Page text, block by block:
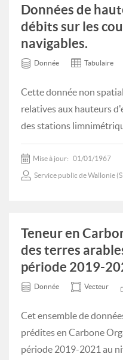
Données de
débits sur les
navigables.
Donnée Tabulaire
Cette donnée non
relatives aux hauteurs
des stations
Mise à jour: 01/01/1967
Service public de Wallonie
Teneur en
des terres
période 2019-
Donnée Vecteur
Cet ensemble de
prédites en Carbone
période 2019-2021 au